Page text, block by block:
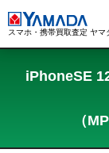
スマホ・携帯買取査定 ヤマ
iPhoneSE
（